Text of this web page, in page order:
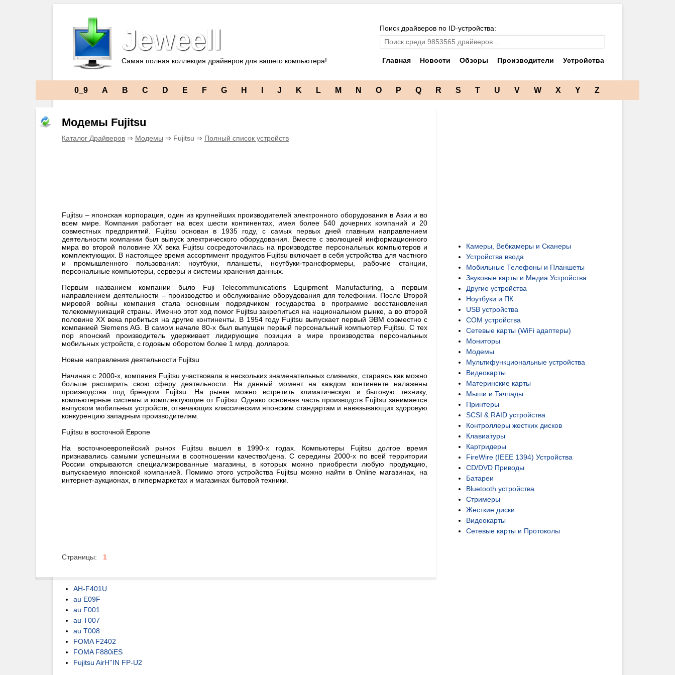
Jeweell
Самая полная коллекция драйверов для вашего компьютера!
Поиск драйверов по ID-устройства:
Главная Новости Обзоры Производители Устройства
0_9 A B C D E F G H J K L M N O P Q R S T U V W X Y Z
Модемы Fujitsu
Каталог Драйверов ⇒ Модемы ⇒ Fujitsu ⇒ Полный список устройств
Fujitsu – японская корпорация, один из крупнейших производителей электронного оборудования в Азии и во
всем мире. Компания работает на всех шести континентах, имея более 540 дочерних компаний и 20
совместных предприятий. Fujitsu основан в 1935 году, с самых первых дней главным направлением
деятельности компании был выпуск электрического оборудования. Вместе с эволюцией информационного
мира во второй половине XX века Fujitsu сосредоточилась на производстве персональных компьютеров и
комплектующих. В настоящее время ассортимент продуктов Fujitsu включает в себя устройства для частного
и промышленного пользования: ноутбуки, планшеты, ноутбуки-трансформеры, рабочие станции,
персональные компьютеры, серверы и системы хранения данных.
Первым названием компании было Fuji Telecommunications Equipment Manufacturing, а первым
направлением деятельности – производство и обслуживание оборудования для телефонии. После Второй
мировой войны компания стала основным подрядчиком государства в программе восстановления
телекоммуникаций страны. Именно этот ход помог Fujitsu закрепиться на национальном рынке, а во второй
половине XX века пробиться на другие континенты. В 1954 году Fujitsu выпускает первый ЭВМ совместно с
компанией Siemens AG. В самом начале 80-х был выпущен первый персональный компьютер Fujitsu. С тех
пор японский производитель удерживает лидирующие позиции в мире производства персональных
мобильных устройств, с годовым оборотом более 1 млрд. долларов.
Новые направления деятельности Fujitsu
Начиная с 2000-х, компания Fujitsu участвовала в нескольких знаменательных слияниях, стараясь как можно
больше расширить свою сферу деятельности. На данный момент на каждом континенте налажены
производства под брендом Fujitsu. На рынке можно встретить климатическую и бытовую технику,
компьютерные системы и комплектующие от Fujitsu. Однако основная часть производств Fujitsu занимается
выпуском мобильных устройств, отвечающих классическим японским стандартам и навязывающих здоровую
конкуренцию западным производителям.
Fujitsu в восточной Европе
На восточноевропейский рынок Fujitsu вышел в 1990-х годах. Компьютеры Fujitsu долгое время
признавались самыми успешными в соотношении качество/цена. С середины 2000-х по всей территории
России открываются специализированные магазины, в которых можно приобрести любую продукцию,
выпускаемую японской компанией. Помимо этого устройства Fujitsu можно найти в Online магазинах, на
интернет-аукционах, в гипермаркетах и магазинах бытовой техники.
Страницы: 1
AH-F401U
au E09F
au F001
au T007
au T008
FOMA F2402
FOMA F880iES
Fujitsu AirH''IN FP-U2
Камеры, Вебкамеры и Сканеры
Устройства ввода
Мобильные Телефоны и Планшеты
Звуковые карты и Медиа Устройства
Другие устройства
Ноутбуки и ПК
USB устройства
COM устройства
Сетевые карты (WiFi адаптеры)
Мониторы
Модемы
Мультифункциональные устройства
Видеокарты
Материнские карты
Мыши и Тачпады
Принтеры
SCSI & RAID устройства
Контроллеры жестких дисков
Клавиатуры
Картридеры
FireWire (IEEE 1394) Устройства
CD/DVD Приводы
Батареи
Bluetooth устройства
Стримеры
Жесткие диски
Видеокарты
Сетевые карты и Протоколы